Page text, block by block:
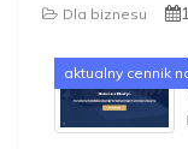
Dla biznesu
aktualny cennik